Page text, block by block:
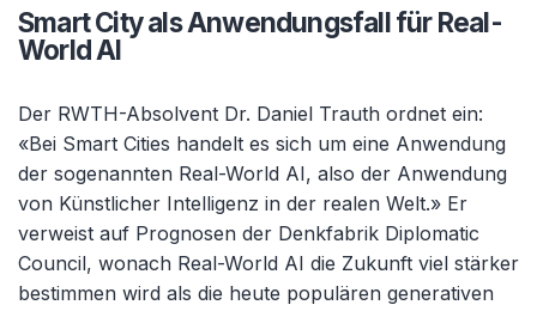
Smart City als Anwendungsfall für Real-
World AI
Der RWTH-Absolvent Dr. Daniel Trauth ordnet ein:
«Bei Smart Cities handelt es sich um eine Anwendung
der sogenannten Real-World AI, also der Anwendung
von Künstlicher Intelligenz in der realen Welt.» Er
verweist auf Prognosen der Denkfabrik Diplomatic
Council, wonach Real-World AI die Zukunft viel stärker
bestimmen wird als die heute populären generativen